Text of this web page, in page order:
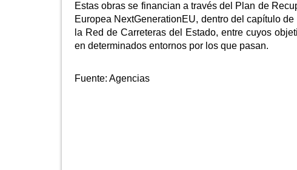
Estas obras se financian a través del Plan de
Europea NextGenerationEU, dentro del capítulo
la Red de Carreteras del Estado, entre cuyos
en determinados entornos por los que pasan.
Fuente: Agencias